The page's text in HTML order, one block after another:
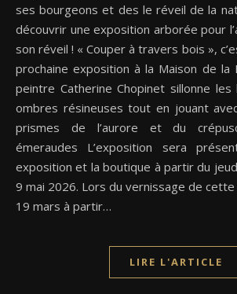
ses bourgeons et des le réveil de la
découvrir une exposition arborée pour
son réveil ! « Couper à travers bois »,
prochaine exposition à la Maison de la
peintre Catherine Chopinet sillonne
ombres résineuses tout en jouant
prismes de l’aurore et du
émeraudes L’exposition sera
exposition et la boutique à partir du
9 mai 2026. Lors du vernissage de
19 mars à partir…
LIRE L'ARTICLE